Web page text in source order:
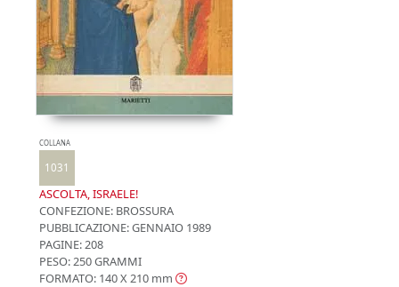
COLLANA
1031
ASCOLTA, ISRAELE!
CONFEZIONE: BROSSURA
PUBBLICAZIONE:GENNAIO 1989
PAGINE: 208
PESO: 250 GRAMMI
FORMATO: 140 X 210 mm